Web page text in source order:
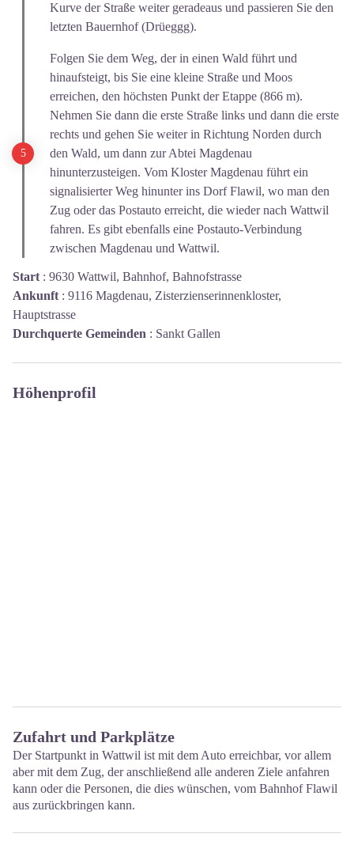
Kurve der Straße weiter geradeaus und passieren Sie den
letzten Bauernhof (Drüeggg).
Folgen Sie dem Weg, der in einen Wald führt und
hinaufsteigt, bis Sie eine kleine Straße und Moos
erreichen, den höchsten Punkt der Etappe (866 m).
Nehmen Sie dann die erste Straße links und dann die erste
rechts und gehen Sie weiter in Richtung Norden durch
den Wald, um dann zur Abtei Magdenau
hinunterzusteigen. Vom Kloster Magdenau führt ein
signalisierter Weg hinunter ins Dorf Flawil, wo man den
Zug oder das Postauto erreicht, die wieder nach Wattwil
fahren. Es gibt ebenfalls eine Postauto-Verbindung
zwischen Magdenau und Wattwil.
Start : 9630 Wattwil, Bahnhof, Bahnofstrasse
Ankunft : 9116 Magdenau, Zisterzienserinnenkloster,
Hauptstrasse
Durchquerte Gemeinden : Sankt Gallen
Höhenprofil
Zufahrt und Parkplätze
Der Startpunkt in Wattwil ist mit dem Auto erreichbar, vor allem
aber mit dem Zug, der anschließend alle anderen Ziele anfahren
kann oder die Personen, die dies wünschen, vom Bahnhof Flawil
aus zurückbringen kann.